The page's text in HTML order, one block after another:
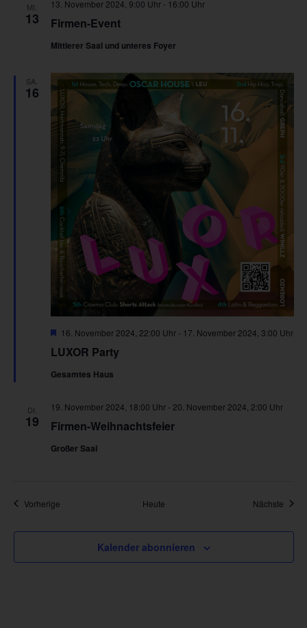
MI.
13 Firmen-Event
13. November 2024, 9:00 Uhr- 16:00 Uhr
Mittlerer Saal und unteres Foyer
SA.
16
LUXOR Party
Hervorgehoben
16. November 2024, 22:00 Uhr- 17. November 2024, 3:00 Uhr
Gesamtes Haus
DI.
19 Firmen-Weihnachtsfeier
19. November 2024, 18:00 Uhr- 20. November 2024, 2:00 Uhr
Großer Saal
VorherigeVeranstaltungen Heute Nächste
Kalender abonnieren